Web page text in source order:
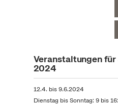
Veranstaltungen
2024
12.4. bis9.6.2024
Dienstag bis Sonntag: 9 bis